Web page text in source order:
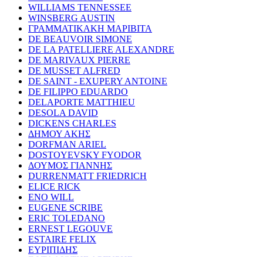
WILLIAMS TENNESSEE
WINSBERG AUSTIN
ΓΡΑΜΜΑΤΙΚΑΚΗ ΜΑΡΙΒΙΤΑ
DE BEAUVOIR SIMONE
DE LA PATELLIERE ALEXANDRE
DE MARIVAUX PIERRE
DE MUSSET ALFRED
DE SAINT - EXUPERY ANTOINE
DE FILIPPO EDUARDO
DELAPORTE MATTHIEU
DESOLA DAVID
DICKENS CHARLES
ΔΗΜΟΥ ΑΚΗΣ
DORFMAN ARIEL
DOSTOYEVSKY FYODOR
ΔΟΥΜΟΣ ΓΙΑΝΝΗΣ
DURRENMATT FRIEDRICH
ELICE RICK
ENO WILL
EUGENE SCRIBE
ERIC TOLEDANO
ERNEST LEGOUVE
ESTAIRE FELIX
ΕΥΡΙΠΙΔΗΣ